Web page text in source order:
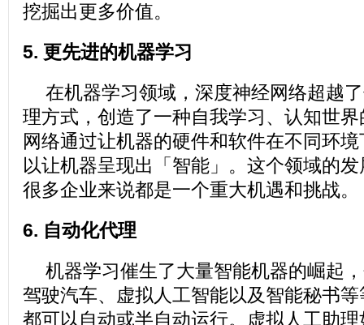
挖掘出更多价值。
5. 更先进的机器学习
在机器学习领域，深度神经网络超越
理方式，创造了一种自我学习、认知世
网络通过让机器的硬件和软件在不同环
以让机器呈现出「智能」。这个领域的
很多企业来说都是一个重大机遇和挑战。
6. 自动化代理
机器学习催生了大量智能机器的崛起
驾驶汽车、虚拟人工智能以及智能秘书
都可以自动或半自动运行。虚拟人工助